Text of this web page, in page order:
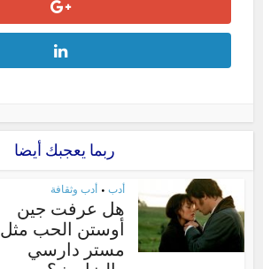
ربما يعجبك أيضا
أدب • أدب وثقافة
هل عرفت جين
أوستن الحب مثل
مستر دارسي